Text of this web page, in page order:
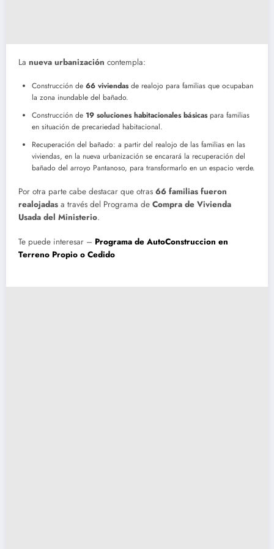
La nueva urbanización contempla:
Construcción de 66 viviendasde realojo para familias que ocupaban
la zona inundable del bañado.
Construcción de 19 soluciones habitacionales básicaspara familias
en situación de precariedad habitacional.
Recuperación del bañado: a partir del realojo de las familias en las
viviendas, en la nueva urbanización se encarará la recuperación del
bañado del arroyo Pantanoso, para transformarlo en un espacio verde.
Por otra parte cabe destacar que otras 66 familias fueron
realojadas a través del Programa de Compra de Vivienda
Usada del Ministerio.
Te puede interesar – Programa de AutoConstruccion en
Terreno Propio o Cedido